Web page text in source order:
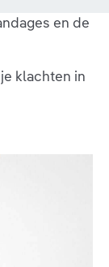
en de
klachten in